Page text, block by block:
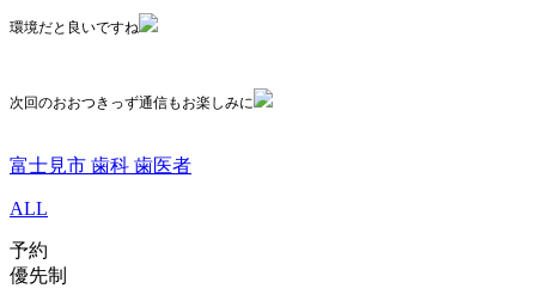
環境だと良いですね
次回のおおつきっず通信もお楽しみに
富士見市 歯科 歯医者
ALL
予約
優先制